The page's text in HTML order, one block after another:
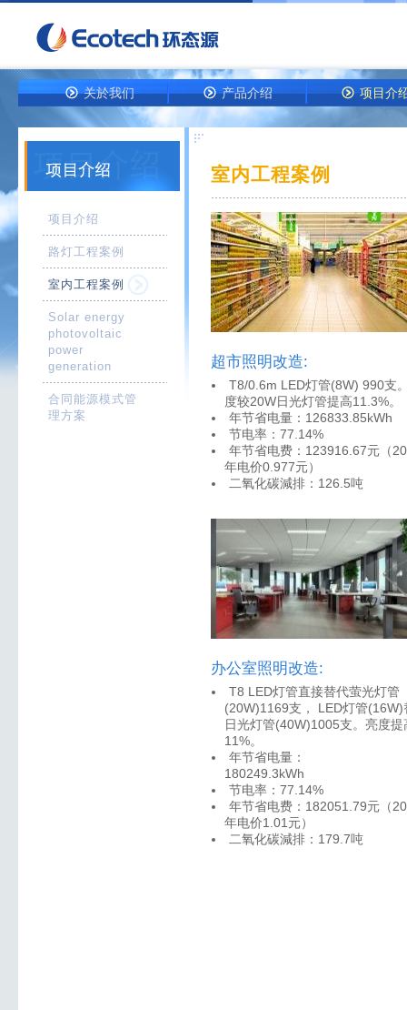
关於我们 产品介绍 项目介
项目介绍
路灯工程案例
室内工程案例
Solar energy
photovoltaic
power
generation
合同能源模式管
理方案
室内工程案例
超市照明改造:
T8/0.6m LED灯管(8W) 990支
度较20W日光灯管提高11.3%。
年节省电量：126833.85kWh
节电率：77.14%
年节省电费：123916.67元（
年电价0.977元）
二氧化碳減排：126.5吨
办公室照明改造:
T8 LED灯管直接替代萤光灯管
(20W)1169支， LED灯管(16W)
日光灯管(40W)1005支。亮度提
11%。
年节省电量：
180249.3kWh
节电率：77.14%
年节省电费：182051.79元（
年电价1.01元）
二氧化碳減排：179.7吨